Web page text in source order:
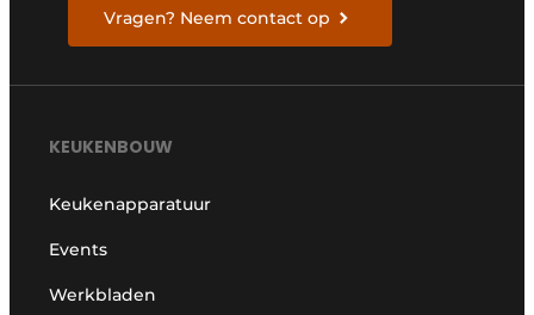
Vragen? Neem contact op
KEUKENBOUW
Keukenapparatuur
Events
Werkbladen